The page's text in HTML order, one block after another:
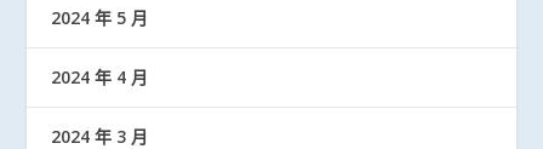
2024 年 5 月
2024 年 4 月
2024 年 3 月